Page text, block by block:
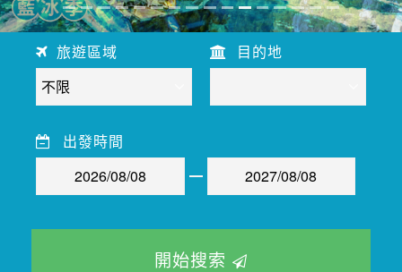
旅遊區域 目的地
出發時間
開始搜索